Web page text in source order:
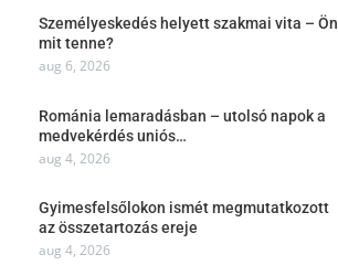
Személyeskedés helyett szakmai vita – Ön
mit tenne?
aug 6, 2026
Románia lemaradásban – utolsó napok a
medvekérdés uniós…
aug 4, 2026
Gyimesfelsőlokon ismét megmutatkozott
az összetartozás ereje
aug 4, 2026